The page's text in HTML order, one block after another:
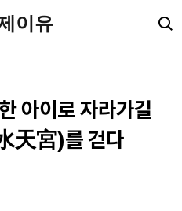
이유
아이로 자라가길
天宮)를 걷다